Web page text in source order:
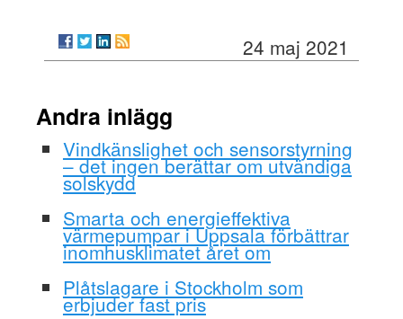
24 maj 2021
Andra inlägg
Vindkänslighet och sensorstyrning
– det ingen berättar om utvändiga
solskydd
Smarta och energieffektiva
värmepumpar i Uppsala förbättrar
inomhusklimatet året om
Plåtslagare i Stockholm som
erbjuder fast pris